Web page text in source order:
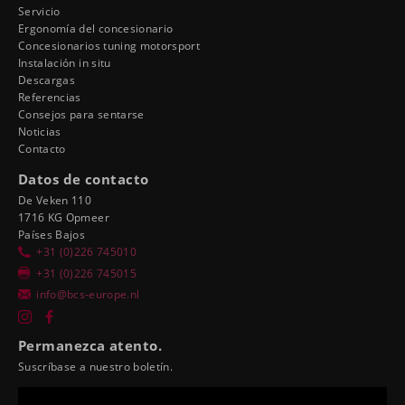
Servicio
Ergonomía del concesionario
Concesionarios tuning motorsport
Instalación in situ
Descargas
Referencias
Consejos para sentarse
Noticias
Contacto
Datos de contacto
De Veken 110
1716 KG Opmeer
Países Bajos
+31 (0)226 745010
+31 (0)226 745015
info@bcs-europe.nl
Permanezca atento.
Suscríbase a nuestro boletín.